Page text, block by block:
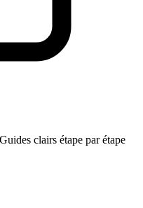
clairs étape par étape